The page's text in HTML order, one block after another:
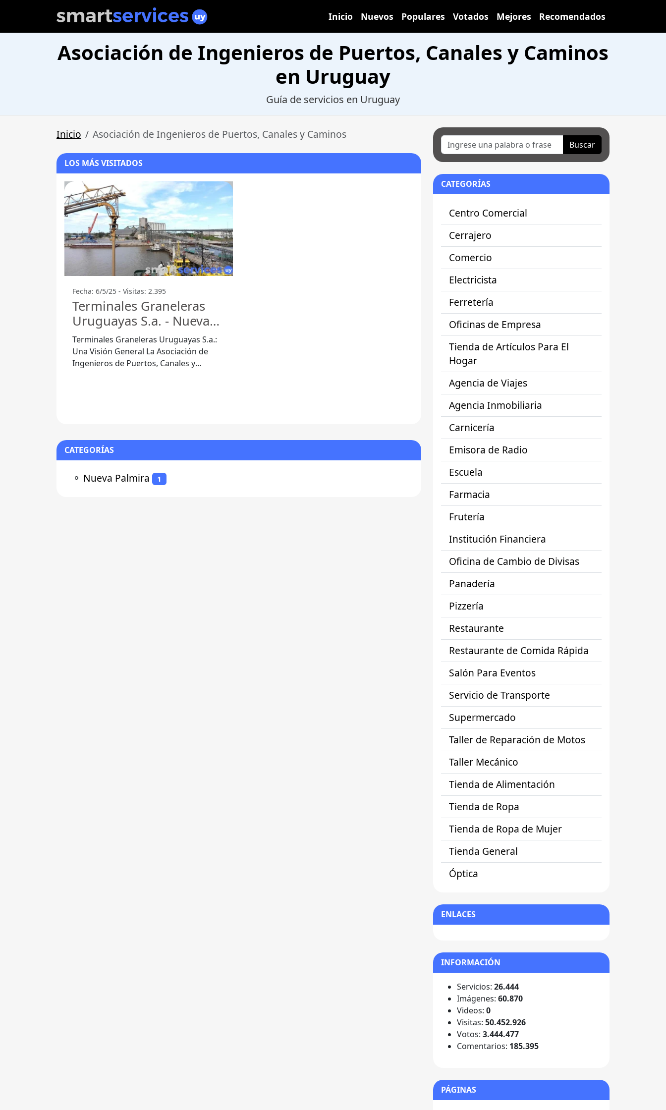
Inicio Nuevos Populares Votados Mejores Recomendados
Asociación de Ingenieros de Puertos, Canales y Caminos
en Uruguay
Guía de servicios en Uruguay
Inicio Asociación de Ingenieros de Puertos, Canales y Caminos
LOS MÁS VISITADOS
Fecha: 6/5/25 - Visitas: 2.395
Terminales Graneleras
Uruguayas S.a. - Nueva
Palmira
Terminales Graneleras Uruguayas S.a.:
Una Visión General La Asociación de
Ingenieros de Puertos, Canales y
CATEGORÍAS
⚬ Nueva Palmira 1
Buscar
CATEGORÍAS
Centro Comercial
Cerrajero
Comercio
Electricista
Ferretería
Oficinas de Empresa
Tienda de Artículos Para El
Hogar
Agencia de Viajes
Agencia Inmobiliaria
Carnicería
Emisora de Radio
Escuela
Farmacia
Frutería
Institución Financiera
Oficina de Cambio de Divisas
Panadería
Pizzería
Restaurante
Restaurante de Comida Rápida
Salón Para Eventos
Servicio de Transporte
Supermercado
Taller de Reparación de Motos
Taller Mecánico
Tienda de Alimentación
Tienda de Ropa
Tienda de Ropa de Mujer
Tienda General
Óptica
ENLACES
INFORMACIÓN
Servicios: 26.444
Imágenes: 60.870
Videos: 0
Visitas: 50.452.926
Votos: 3.444.477
Comentarios: 185.395
PÁGINAS